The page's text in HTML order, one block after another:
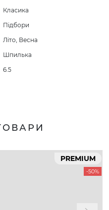
Класика
Підбори
Літо, Весна
Шпилька
6.5
PREMIUM
-50%